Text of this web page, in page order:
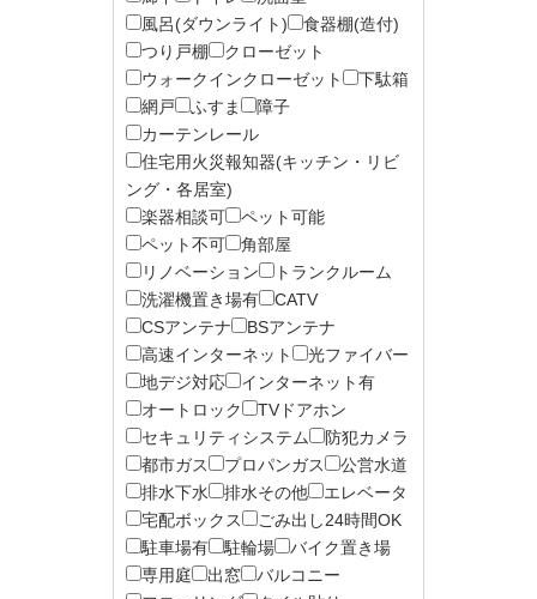
風呂(ダウンライト)
食器棚(造付)
つり戸棚
クローゼット
ウォークインクローゼット
下駄箱
網戸
ふすま
障子
カーテンレール
住宅用火災報知器(キッチン・リビ
ング・各居室)
楽器相談可
ペット可能
ペット不可
角部屋
リノベーション
トランクルーム
洗濯機置き場有
CATV
CSアンテナ
BSアンテナ
高速インターネット
光ファイバー
地デジ対応
インターネット有
オートロック
TVドアホン
セキュリティシステム
防犯カメラ
都市ガス
プロパンガス
公営水道
排水下水
排水その他
エレベータ
宅配ボックス
ごみ出し24時間OK
駐車場有
駐輪場
バイク置き場
専用庭
出窓
バルコニー